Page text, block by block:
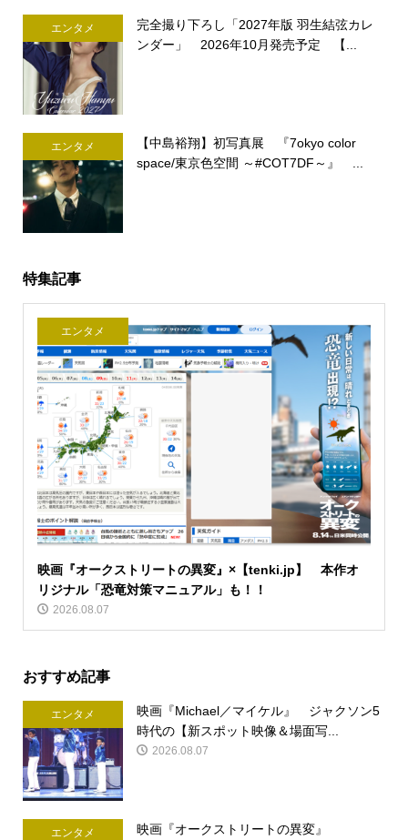
エンタメ
完全撮り下ろし「2027年版 羽生結弦カレ
ンダー」 2026年10月発売予定 【...
エンタメ
【中島裕翔】初写真展 『7okyo color
space/東京色空間 ～#COT7DF～』 ...
特集記事
エンタメ
映画『オークストリートの異変』×【tenki.jp】 本作オ
リジナル「恐竜対策マニュアル」も！！
2026.08.07
おすすめ記事
エンタメ
映画『Michael／マイケル』 ジャクソン5
時代の【新スポット映像＆場面写...
2026.08.07
エンタメ
映画『オークストリートの異変』